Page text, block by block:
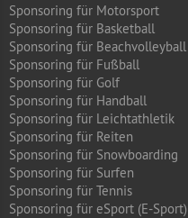
Sponsoring für Motorsport
Sponsoring für Basketball
Sponsoring für Beachvolleyball
Sponsoring für Fußball
Sponsoring für Golf
Sponsoring für Handball
Sponsoring für Leichtathletik
Sponsoring für Reiten
Sponsoring für Snowboarding
Sponsoring für Surfen
Sponsoring für Tennis
Sponsoring für eSport (E-Sport)